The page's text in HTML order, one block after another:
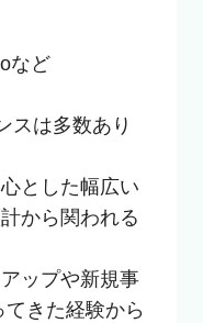
など
スは多数あり
とした幅広い
から関われる
ップや新規事
きた経験から